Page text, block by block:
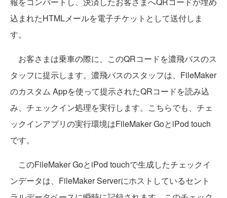
込まれたHTMLメールを電子チケットとして送付しま
す。
お客さまは乗車の際に、このQRコードを濃飛バスのス
タッフに提示します。濃飛バスのスタッフは、FileMaker
のカスタム Appを使って提示されたQRコードを読み込
み、チェックイン処理を実行します。こちらでも、チェ
ックインアプリの実行環境はFileMaker GoとiPod touch
です。
このFileMaker GoとiPod touchで生成したチェックイ
ンデータは、FileMaker Serverにホストしているセント